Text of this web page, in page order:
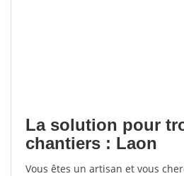
La solution pour
chantiers : Laon
Vous êtes un artisan et vous